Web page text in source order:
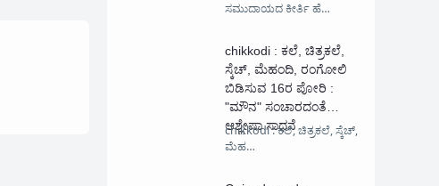
ಸಮುದಾಯದ ಕೀರ್ತಿ ಹೆ…
chikkodi : ಕಲೆ, ಚಿತ್ರಕಲೆ,
ಸ್ಕೆಚ್, ಮೆಹಂದಿ, ರಂಗೋಲಿ
ಬಿಡಿಸುವ 16ರ ಪೋರಿ :
"ಮೌನ" ಸಂಚಾರದಂತೆ
ಆಶ್ಲೇಷಾ ಸಾಧನೆ
chikkodi : ಕಲೆ, ಚಿತ್ರಕಲೆ, ಸ್ಕೆಚ್,
ಮೆಹ…